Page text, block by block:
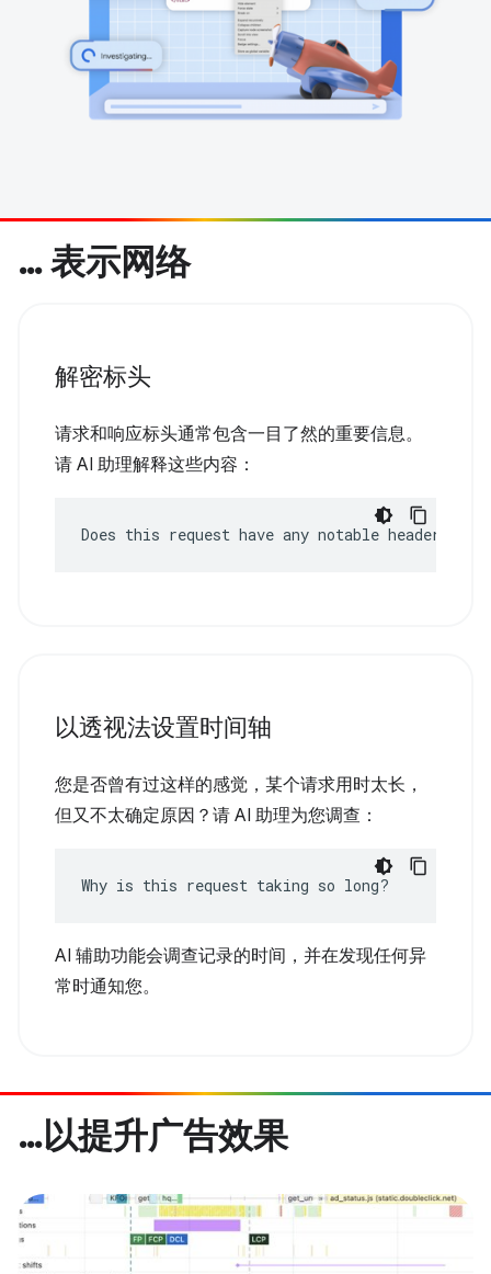
… 表示网络
解密标头
请求和响应标头通常包含一目了然的重要信息。
请 AI 助理解释这些内容：
Does this request have any notable headers?
以透视法设置时间轴
您是否曾有过这样的感觉，某个请求用时太长，
但又不太确定原因？请 AI 助理为您调查：
Why is this request taking so long?
AI 辅助功能会调查记录的时间，并在发现任何异
常时通知您。
…以提升广告效果